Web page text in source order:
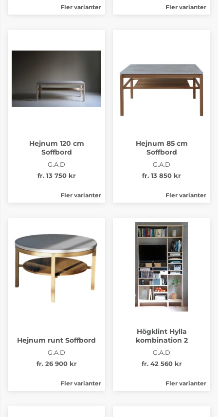
Fler varianter Fler varianter
Hejnum 120 cm
Soffbord
G.A.D
fr. 13 750 kr
Fler varianter
Hejnum 85 cm
Soffbord
G.A.D
fr. 13 850 kr
Fler varianter
Hejnum runt Soffbord
G.A.D
fr. 26 900 kr
Fler varianter
Högklint Hylla
kombination 2
G.A.D
fr. 42 560 kr
Fler varianter